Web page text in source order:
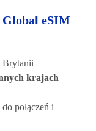
Global eSIM
Brytanii
krajach
połączeń i